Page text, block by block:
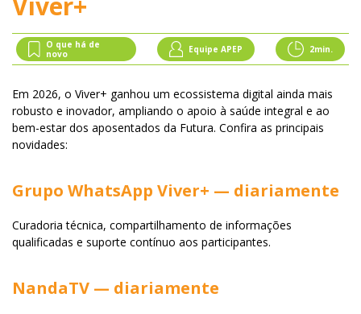
O que há de
novo
Equipe APEP 2min.
Em 2026, o Viver+ ganhou um ecossistema digital ainda mais
robusto e inovador, ampliando o apoio à saúde integral e ao
bem-estar dos aposentados da Futura. Confira as principais
novidades:
Grupo WhatsApp Viver+ — diariamente
Curadoria técnica, compartilhamento de informações
qualificadas e suporte contínuo aos participantes.
NandaTV — diariamente